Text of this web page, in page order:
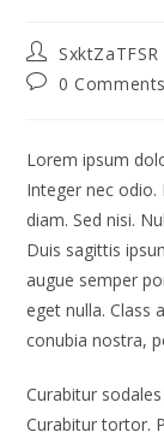
Post
author:
SxktZaTFSR
Post0 Comments
Lorem ipsum
Integer nec odio.
diam. Sed nisi.
Duis sagittis
augue semper
eget nulla. Class
conubia nostra,
Curabitur
Curabitur tortor.